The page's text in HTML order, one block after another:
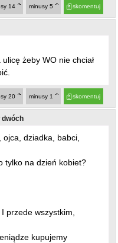
skomentuj
minusy 5
14
żeby WO nie chciał
skomentuj
minusy 1
20
dwóch
ojca, dziadka, babci,
tylko na dzień kobiet?
przede wszystkim,
kupujemy